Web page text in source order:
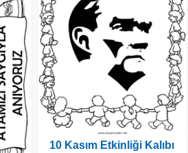
10 Kasım Etkinliği Kalıbı